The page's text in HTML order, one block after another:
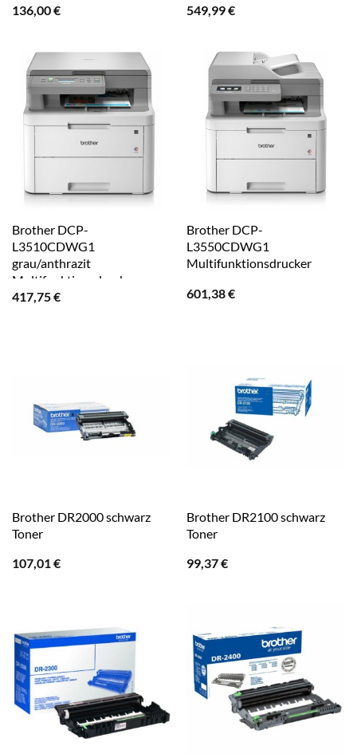
136,00€
549,99€
Brother DCP-
L3510CDWG1
grau/anthrazit
Multifunktionsdrucker
417,75€
Brother DCP-
L3550CDWG1
Multifunktionsdrucker
601,38€
Brother DR2000 schwarz
Toner
107,01€
Brother DR2100 schwarz
Toner
99,37€